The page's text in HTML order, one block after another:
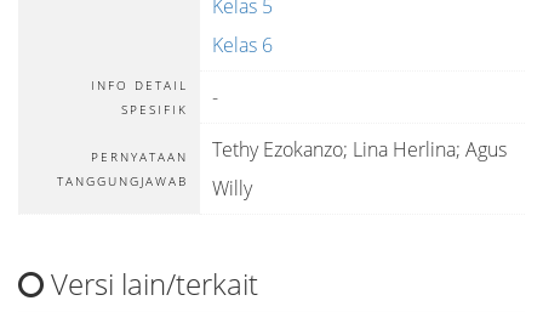
Kelas 5
Kelas 6
INFO DETAIL
SPESIFIK
-
PERNYATAAN
TANGGUNGJAWAB
Tethy Ezokanzo; Lina Herlina; Agus
Willy
Versi lain/terkait